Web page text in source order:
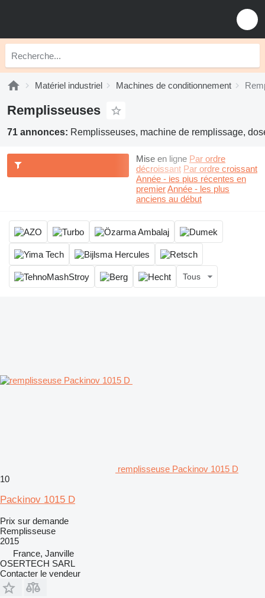
Matériel industriel Machines de conditionnement
Remplisseuses
71 annonces: Remplisseuses, machine de remplissage,
Mise en ligne Par ordre
décroissant Par ordre croissant
Année - les plus récentes en
premierAnnée - les plus
anciens au début
Tous
remplisseuse Packinov 1015 D
10
Packinov 1015 D
Prix sur demande
Remplisseuse
2015
France, Janville
OSERTECH SARL
Contacter le vendeur